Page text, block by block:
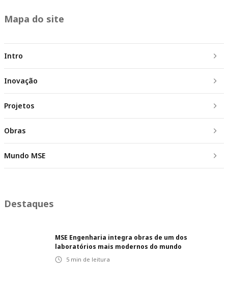
Mapa do site
Intro
Inovação
Projetos
Obras
Mundo MSE
Destaques
MSE Engenharia integra obras de um dos
laboratórios mais modernos do mundo
5 min de leitura